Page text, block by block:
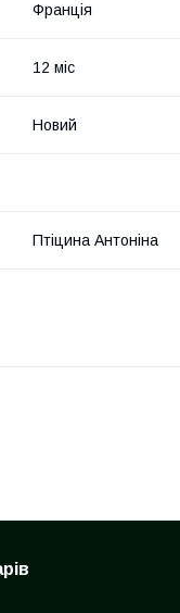
Франція
12 міс
Новий
Птіцина Антоніна